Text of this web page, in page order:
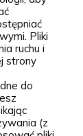
Parą
byliny
przez
Pliki
ruchu i
strony
do
(z